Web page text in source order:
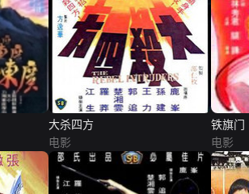
大杀四方
电影
铁旗门
电影